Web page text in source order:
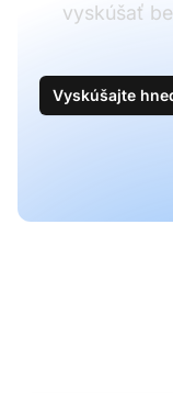
vyskúšať
Vyskúšajte